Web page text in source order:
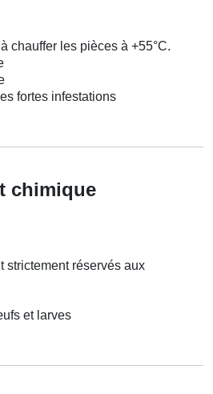
chauffer les pièces à +55°C.
fortes infestations
chimique
strictement réservés aux
et larves